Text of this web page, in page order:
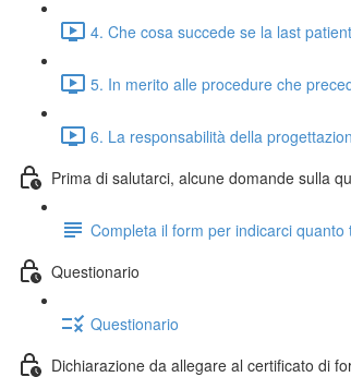
4. Che cosa succede se la last
5. In merito alle procedure che
6. La responsabilità della
Prima di salutarci, alcune domande sulla
Completa il form per indicarci
Questionario
Questionario
Dichiarazione da allegare al certificato di